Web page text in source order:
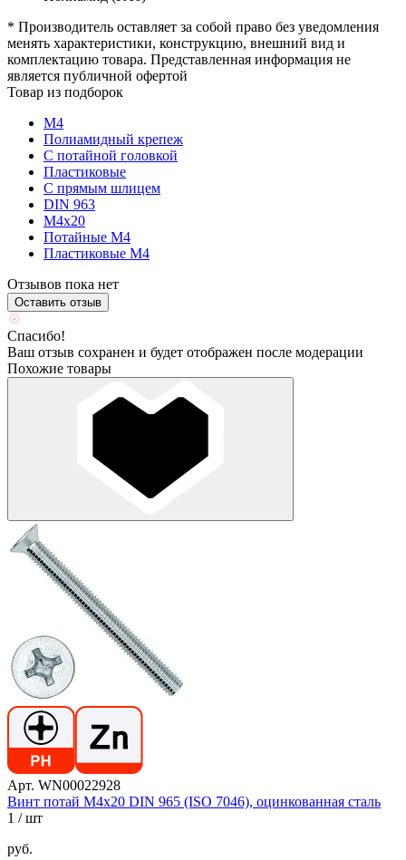
* Производитель оставляет за собой право без уведомления
менять характеристики, конструкцию, внешний вид и
комплектацию товара. Представленная информация не
является публичной офертой
Товар из подборок
М4
Полиамидный крепеж
С потайной головкой
Пластиковые
С прямым шлицем
DIN 963
М4х20
Потайные М4
Пластиковые М4
Отзывов пока нет
Оставить отзыв
Спасибо!
Ваш отзыв сохранен и будет отображен после модерации
Похожие товары
Арт. WN00022928
Винт потай М4х20 DIN 965 (ISO 7046), оцинкованная сталь
1 / шт
руб.